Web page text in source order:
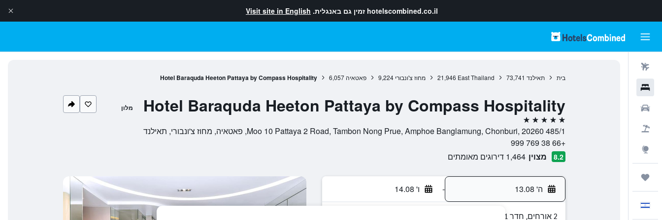
hotelscombined.co.il זמין גם באנגלית. Visit site in English
בית תאילנד 73,741
East Thailand
21,946 מחוז צ'ונבורי 9,224 פאטאיה 6,057
Hotel Baraquda Heeton Pattaya by Compass Hospitality
Hotel Baraquda Heeton Pattaya by Compass Hospitality מלון
5 כוכבים
485/1 Moo 10 Pattaya 2 Road, Tambon Nong Prue, Amphoe Banglamung, Chonburi, 20260, פאטאיה, מחוז צ'ונבורי, תאילנד
+66 38 769 999
8.2 מצוין 1,464 דירוגים מאומתים
ה' 13.08 - ו' 14.08
2 אורחים, חדר 1